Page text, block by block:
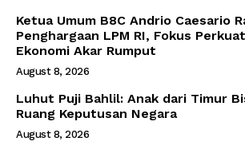
Ketua Umum B8C Andrio Caesario
Penghargaan LPM RI, Fokus
Ekonomi Akar Rumput
August 8, 2026
Luhut Puji Bahlil: Anak dari Timur
Ruang Keputusan Negara
August 8, 2026